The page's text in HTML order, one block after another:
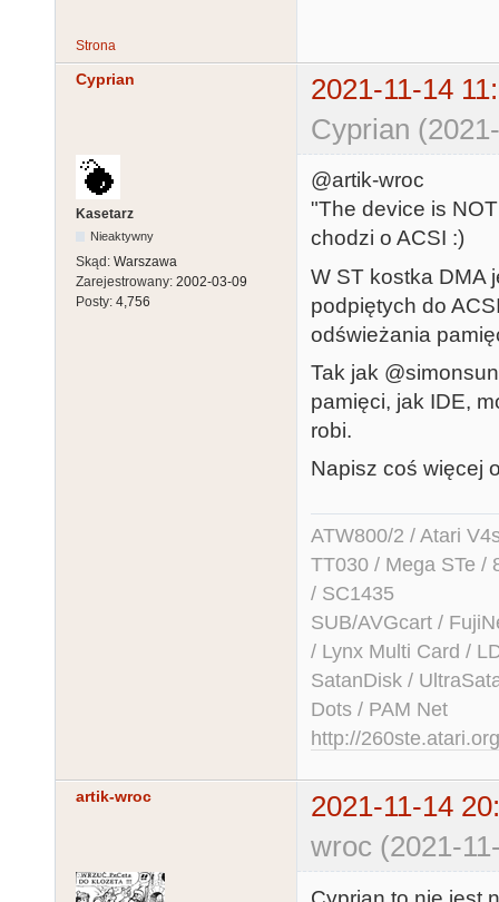
Strona
Cyprian
2021-11-14
Cyprian
Kasetarz
Nieaktywny
Skąd: Warszawa
Zarejestrowany: 2002-03-09
Posty: 4,756
@artik-wroc
"The device is
chodzi o ACSI :)
W ST kostka DMA
podpiętych do
odświeżania
Tak jak
pamięci, jak IDE,
robi.
Napisz coś więcej
ATW800/2 / Atari
TT030 / Mega STe /
/ SC1435
SUB/AVGcart /
/ Lynx Multi Card /
SatanDisk /
Dots / PAM Net
http://260ste.atari.org
artik-wroc
2021-11-14
wroc (2021-